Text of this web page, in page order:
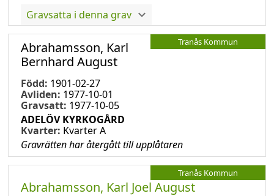
Gravsatta i denna grav
Tranås Kommun
Abrahamsson, Karl
Bernhard August
Född: 1901-02-27
Avliden: 1977-10-01
Gravsatt: 1977-10-05
ADELÖV KYRKOGÅRD
Kvarter: Kvarter A
Gravrätten har återgått till upplåtaren
Tranås Kommun
Abrahamsson, Karl Joel August